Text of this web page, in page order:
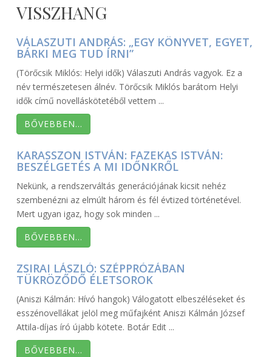
VISSZHANG
VÁLASZUTI ANDRÁS: „EGY KÖNYVET, EGYET,
BÁRKI MEG TUD ÍRNI”
(Törőcsik Miklós: Helyi idők) Válaszuti András vagyok. Ez a
név természetesen álnév. Törőcsik Miklós barátom Helyi
idők című novelláskötetéből vettem ...
BŐVEBBEN…
KARASSZON ISTVÁN: FAZEKAS ISTVÁN:
BESZÉLGETÉS A MI IDŐNKRŐL
Nekünk, a rendszerváltás generációjának kicsit nehéz
szembenézni az elmúlt három és fél évtized történetével.
Mert ugyan igaz, hogy sok minden ...
BŐVEBBEN…
ZSIRAI LÁSZLÓ: SZÉPPRÓZÁBAN
TÜKRÖZŐDŐ ÉLETSOROK
(Aniszi Kálmán: Hívó hangok) Válogatott elbeszéléseket és
esszénovellákat jelöl meg műfajként Aniszi Kálmán József
Attila-díjas író újabb kötete. Botár Edit ...
BŐVEBBEN…